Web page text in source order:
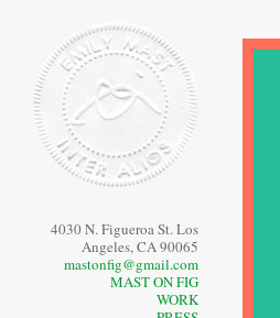
4030 N. Figueroa St. Los
Angeles, CA 90065
mastonfig@gmail.com
MAST ON FIG
WORK